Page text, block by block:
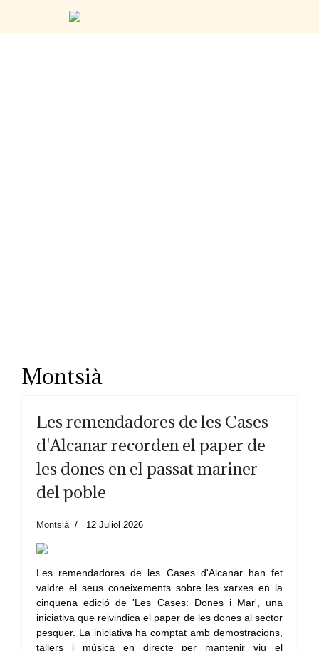
Montsià
Les remendadores de les Cases
d'Alcanar recorden el paper de
les dones en el passat mariner
del poble
Montsià 12 Juliol 2026
Les remendadores de les Cases d'Alcanar han fet
valdre el seus coneixements sobre les xarxes en la
cinquena edició de 'Les Cases: Dones i Mar', una
iniciativa que reivindica el paper de les dones al sector
pesquer. La iniciativa ha comptat amb demostracions,
tallers i música en directe per mantenir viu el